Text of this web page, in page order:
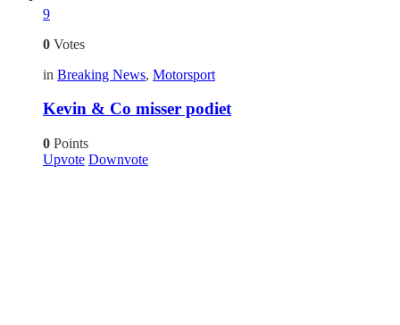
9
0 Votes
in Breaking News, Motorsport
Kevin & Co misser podiet
0 Points
Upvote Downvote